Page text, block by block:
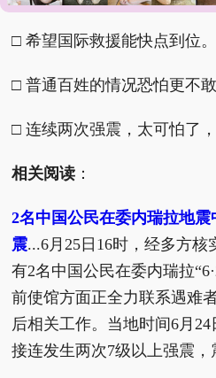
□ 希望国际救援能快点到位。
□ 普通百姓的情况恐怕更不敢
□ 连续两次强震，太可怕了
相关阅读 ：
2名中国公民在委内瑞拉地
震...6月25日16时，经多方
有2名中国公民在委内瑞拉
前使馆方面正全力联系遇难
后相关工作。当地时间6月
接连发生两次7级以上强震，